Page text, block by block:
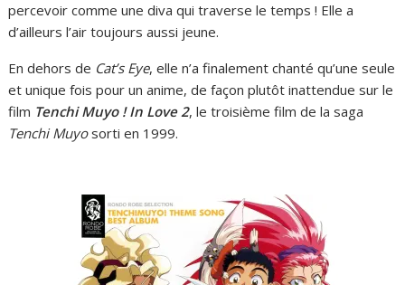
percevoir comme une diva qui traverse le temps ! Elle a
d’ailleurs l’air toujours aussi jeune.
En dehors de Cat’s Eye, elle n’a finalement chanté qu’une seule
et unique fois pour un anime, de façon plutôt inattendue sur le
film Tenchi Muyo ! In Love 2, le troisième film de la saga
Tenchi Muyosorti en 1999.